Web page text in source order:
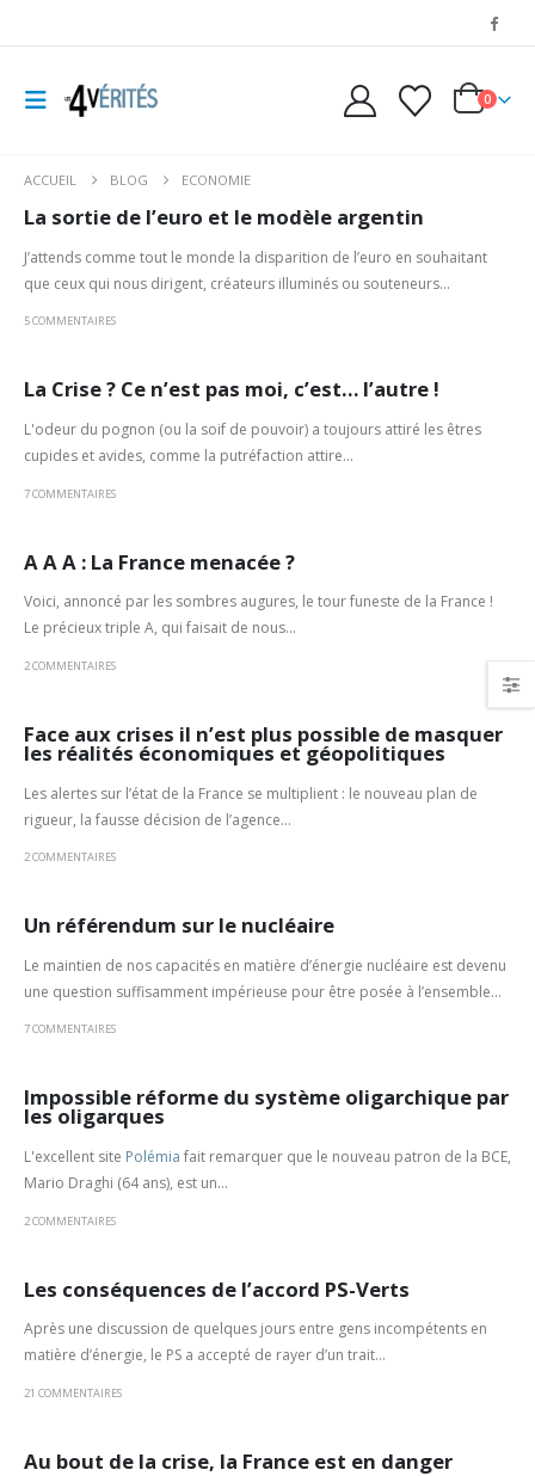
0
ACCUEIL BLOG ECONOMIE
La sortie de l’euro et le modèle argentin
J’attends comme tout le monde la disparition de l’euro en souhaitant
que ceux qui nous dirigent, créateurs illuminés ou souteneurs...
5 COMMENTAIRES
La Crise ? Ce n’est pas moi, c’est… l’autre !
L'odeur du pognon (ou la soif de pouvoir) a toujours attiré les êtres
cupides et avides, comme la putréfaction attire...
7 COMMENTAIRES
A A A : La France menacée ?
Voici, annoncé par les sombres augures, le tour funeste de la France !
Le précieux triple A, qui faisait de nous...
2 COMMENTAIRES
Face aux crises il n’est plus possible de masquer
les réalités économiques et géopolitiques
Les alertes sur l’état de la France se multiplient : le nouveau plan de
rigueur, la fausse décision de l’agence...
2 COMMENTAIRES
Un référendum sur le nucléaire
Le maintien de nos capacités en matière d’énergie nucléaire est devenu
une question suffisamment impérieuse pour être posée à l’ensemble...
7 COMMENTAIRES
Impossible réforme du système oligarchique par
les oligarques
L'excellent site Polémia fait remarquer que le nouveau patron de la BCE,
Mario Draghi (64 ans), est un...
2 COMMENTAIRES
Les conséquences de l’accord PS-Verts
Après une discussion de quelques jours en­tre gens incompétents en
matière d’énergie, le PS a accepté de rayer d’un trait...
21 COMMENTAIRES
Au bout de la crise, la France est en danger